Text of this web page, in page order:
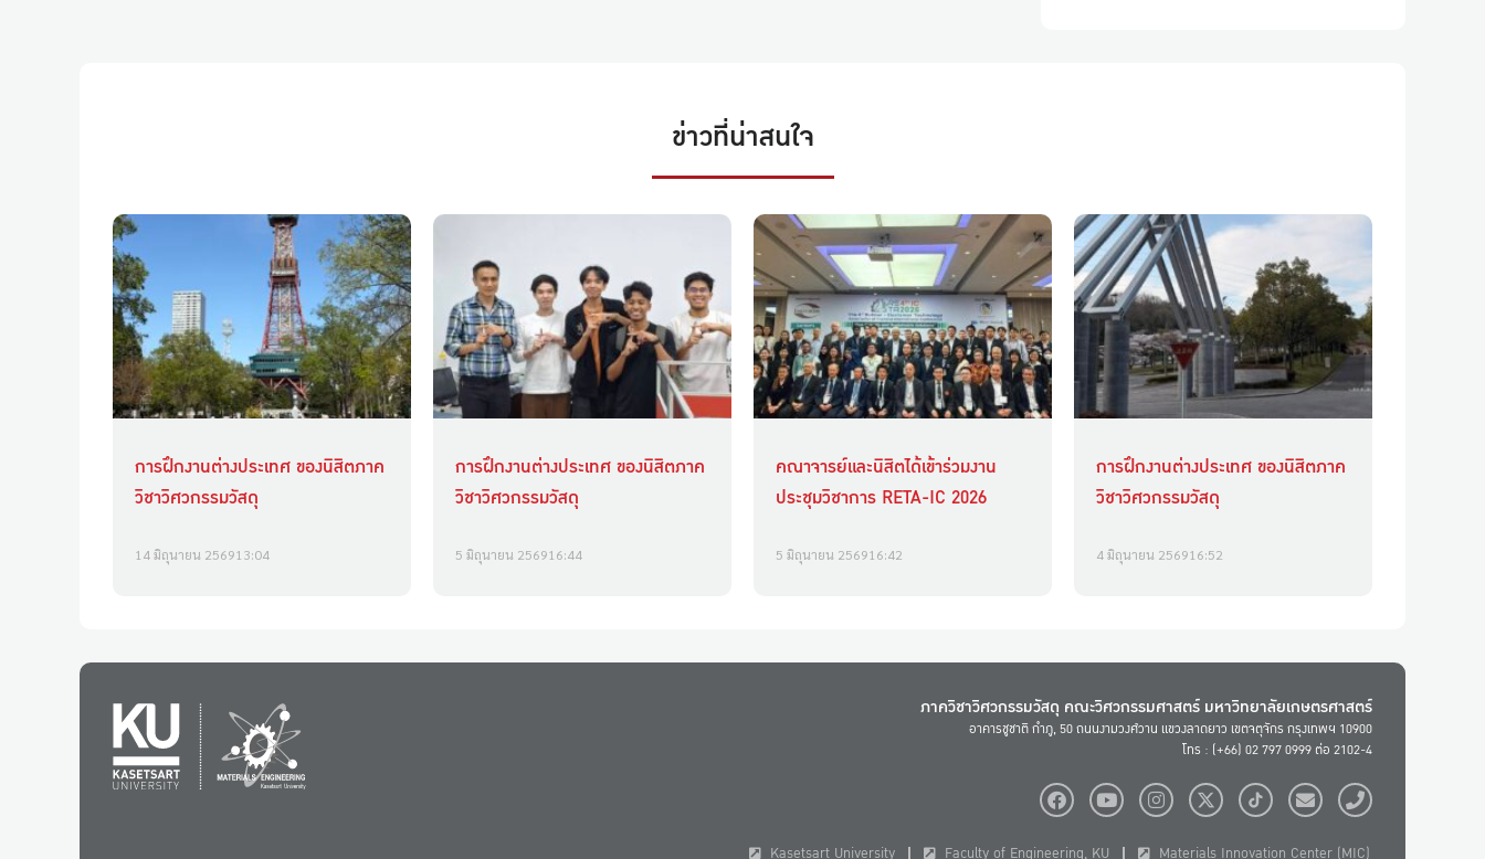
ข่าวที่น่าสนใจ
การฝึกงานต่างประเทศ ของนิสิตภาค
วิชาวิศวกรรมวัสดุ
14 มิถุนายน 256913:04
การฝึกงานต่างประเทศ ของนิสิตภาค
วิชาวิศวกรรมวัสดุ
5 มิถุนายน 256916:44
คณาจารย์และนิสิตได้เข้าร่วมงาน
ประชุมวิชาการ RETA-IC 2026
5 มิถุนายน 256916:42
การฝึกงานต่างประเทศ ของนิสิตภาค
วิชาวิศวกรรมวัสดุ
4 มิถุนายน 256916:52
ภาควิชาวิศวกรรมวัสดุ คณะวิศวกรรมศาสตร์ มหาวิทยาลัยเกษตรศาสตร์
อาคารชูชาติ กำภู, 50 ถนนงามวงศ์วาน แขวงลาดยาว เขตจตุจักร กรุงเทพฯ 10900
โทร : (+66) 02 797 0999 ต่อ 2102-4
Kasetsart University Faculty of Engineering, KU Materials Innovation Center (MIC)